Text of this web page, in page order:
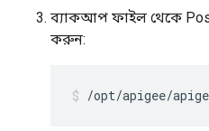
ব্যাকআপ ফাইল থেকে
করুন:
/opt/apigee/